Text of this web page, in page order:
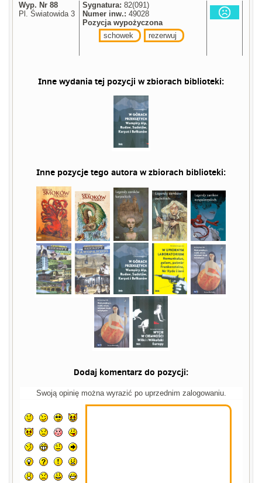
Wyp. Nr 88
Pl. Światowida 3
Sygnatura: 82(091)
Numer inw.: 49028
Pozycja wypożyczona
schowek
rezerwuj
Inne wydania tej pozycji w zbiorach biblioteki:
Inne pozycje tego autora w zbiorach biblioteki:
Dodaj komentarz do pozycji:
Swoją opinię można wyrazić po uprzednim zalogowaniu.